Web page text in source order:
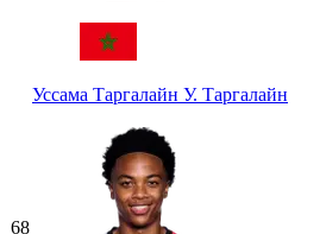
Уссама Таргалайн У. Таргалайн
68